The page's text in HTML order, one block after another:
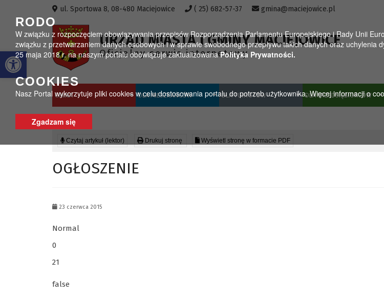
Otwórz pasek narzędzi
RODO
W związku z rozpoczęciem obowiązywania przepisów Rozporządzenia Parlamentu Europejskiego i Rady Unii
związku z przetwarzaniem danych osobowych i w sprawie swobodnego przepływu takich danych oraz
25 maja 2018 r. na naszym portalu obowiązuje zaktualizowanaPolityka Prywatności.
COOKIES
Nasz Portal wykorzytuje pliki cookies w celu dostosowania portalu do potrzeb użytkownika. Więcej informacji o
Zgadzam się
ul. Sportowa 8, 08-480 Maciejowice ( 25) 682-57-37 gmina@maciejowice.pl
URZĄD MIASTA I GMINY MACIEJOWICE
Oficjalny serwis internetowy
GMINA DLA MIESZKAŃCÓW DLA TURYSTÓW DLA PRZEDSIĘBIORCÓW
Czytaj artykuł (lektor) Drukuj stronę Wyświetl stronę w formacie PDF
OGŁOSZENIE
23 czerwca 2015
Normal
0
21
false